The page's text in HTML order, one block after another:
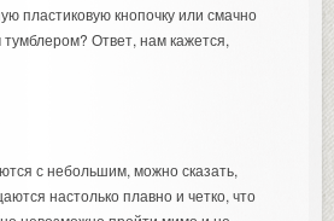
пластиковую кнопочку или смачно
Ответ, нам кажется,
с небольшим, можно сказать,
настолько плавно и четко, что